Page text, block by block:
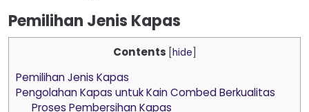
Pemilihan Jenis Kapas
Contents [hide
Pemilihan Jenis Kapas
Pengolahan Kapas untuk Kain Combed Berkualitas
Proses Pembersihan Kapas